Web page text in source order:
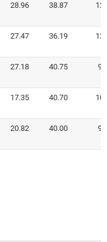
28.96 38.87
27.47 36.19
27.18 40.75
17.35 40.70
20.82 40.00